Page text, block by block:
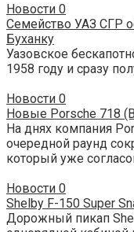
Новости 0
Семейство УАЗ СГР
Буханку
Уазовское
1958 году и сразу
Новости 0
Новые Porsche 718
На днях компания
очередной раунд
который уже
Новости 0
Shelby F-150 Super
Дорожный пикап